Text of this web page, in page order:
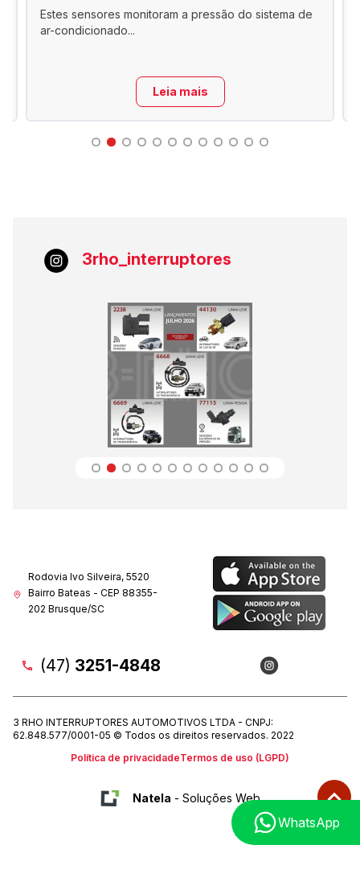
Estes sensores monitoram a pressão do sistema de
ar-condicionado...
Leia mais
3rho_interruptores
WhatsApp
Rodovia Ivo Silveira, 5520
Bairro Bateas - CEP 88355-
202 Brusque/SC
(47) 3251-4848
3 RHO INTERRUPTORES AUTOMOTIVOS LTDA - CNPJ:
62.848.577/0001-05 © Todos os direitos reservados. 2022
Política de privacidadeTermos de uso (LGPD)
Natela - Soluções Web